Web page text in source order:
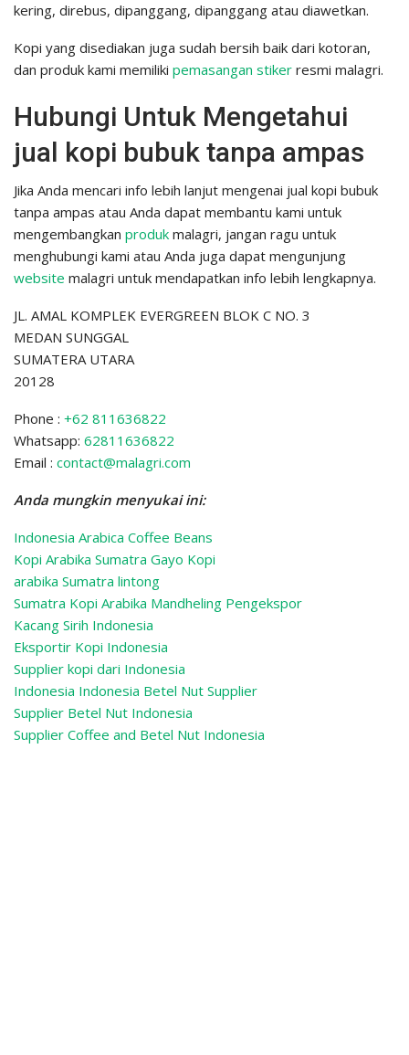
kering, direbus, dipanggang, dipanggang atau diawetkan.
Kopi yang disediakan juga sudah bersih baik dari kotoran,
dan produk kami memiliki pemasangan stiker resmi malagri.
Hubungi Untuk Mengetahui
jual kopi bubuk tanpa ampas
Jika Anda mencari info lebih lanjut mengenai jual kopi bubuk
tanpa ampas atau Anda dapat membantu kami untuk
mengembangkan produk malagri, jangan ragu untuk
menghubungi kami atau Anda juga dapat mengunjung
website malagri untuk mendapatkan info lebih lengkapnya.
JL. AMAL KOMPLEK EVERGREEN BLOK C NO. 3
MEDAN SUNGGAL
SUMATERA UTARA
20128
Phone : +62 811636822
Whatsapp: 62811636822
Email : contact@malagri.com
Anda mungkin menyukai ini:
Indonesia Arabica Coffee Beans
Kopi Arabika Sumatra Gayo Kopi
arabika Sumatra lintong
Sumatra Kopi Arabika Mandheling Pengekspor
Kacang Sirih Indonesia
Eksportir Kopi Indonesia
Supplier kopi dari Indonesia
Indonesia Indonesia Betel Nut Supplier
Supplier Betel Nut Indonesia
Supplier Coffee and Betel Nut Indonesia